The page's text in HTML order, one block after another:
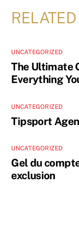
UNCATEGORIZED
The Ultimate
Everything
UNCATEGORIZED
Tipsport
UNCATEGORIZED
Gel du
exclusion